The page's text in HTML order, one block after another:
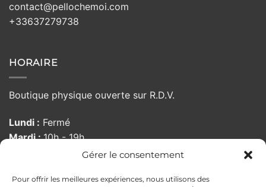
Gérer le consentement
Pour offrir les meilleures expériences, nous utilisons des
contact@pellochemoi.com
+33637279738
HORAIRE
Boutique physique ouverte sur R.D.V.
Lundi : Fermé
Mardi :10h - 19h
10h - 19h
Vendredi :10:00 - 19h